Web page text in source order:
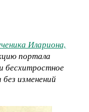
Илариона,
портала
бесхитростное
изменений